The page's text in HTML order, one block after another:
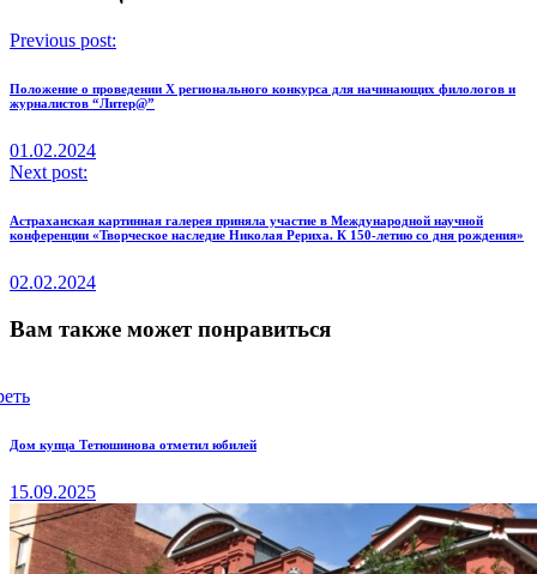
Previous post:
Положение о проведении X регионального конкурса для начинающих филологов и
журналистов “Литер@”
01.02.2024
Next post:
Астраханская картинная галерея приняла участие в Международной научной
конференции «Творческое наследие Николая Рериха. К 150-летию со дня рождения»
02.02.2024
Вам также может понравиться
Дом купца Тетюшинова отметил юбилей
15.09.2025